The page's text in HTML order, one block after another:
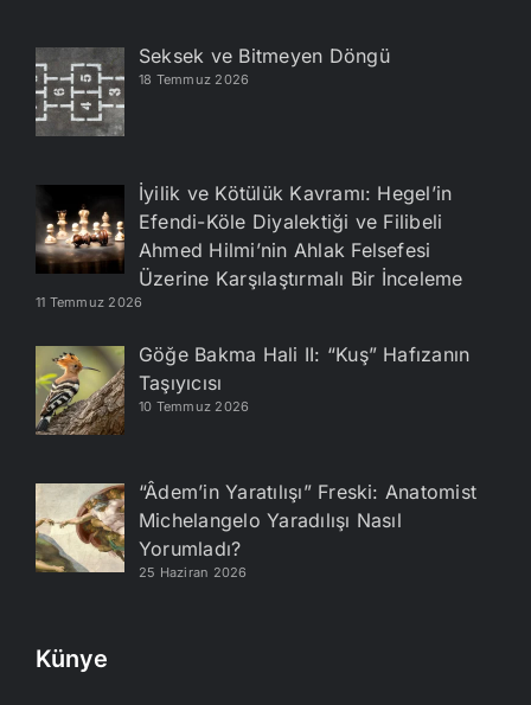
Seksek ve Bitmeyen Döngü
18 Temmuz 2026
İyilik ve Kötülük Kavramı: Hegel’in
Efendi-Köle Diyalektiği ve Filibeli
Ahmed Hilmi’nin Ahlak Felsefesi
Üzerine Karşılaştırmalı Bir İnceleme
11 Temmuz 2026
Göğe Bakma Hali II: “Kuş” Hafızanın
Taşıyıcısı
10 Temmuz 2026
“Âdem’in Yaratılışı” Freski: Anatomist
Michelangelo Yaradılışı Nasıl
Yorumladı?
25 Haziran 2026
Künye